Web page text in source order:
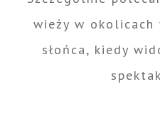
wieży w okolicach
słońca, kiedy